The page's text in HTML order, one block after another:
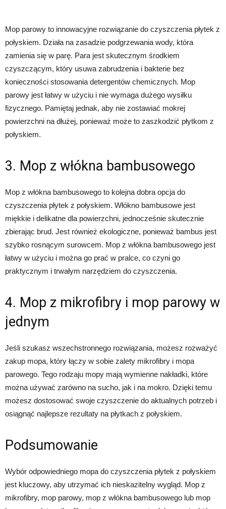
Mop parowy to innowacyjne rozwiązanie do czyszczenia płytek z
połyskiem. Działa na zasadzie podgrzewania wody, która
zamienia się w parę. Para jest skutecznym środkiem
czyszczącym, który usuwa zabrudzenia i bakterie bez
konieczności stosowania detergentów chemicznych. Mop
parowy jest łatwy w użyciu i nie wymaga dużego wysiłku
fizycznego. Pamiętaj jednak, aby nie zostawiać mokrej
powierzchni na dłużej, ponieważ może to zaszkodzić płytkom z
połyskiem.
3. Mop z włókna bambusowego
Mop z włókna bambusowego to kolejna dobra opcja do
czyszczenia płytek z połyskiem. Włókno bambusowe jest
miękkie i delikatne dla powierzchni, jednocześnie skutecznie
zbierając brud. Jest również ekologiczne, ponieważ bambus jest
szybko rosnącym surowcem. Mop z włókna bambusowego jest
łatwy w użyciu i można go prać w pralce, co czyni go
praktycznym i trwałym narzędziem do czyszczenia.
4. Mop z mikrofibry i mop parowy w
jednym
Jeśli szukasz wszechstronnego rozwiązania, możesz rozważyć
zakup mopa, który łączy w sobie zalety mikrofibry i mopa
parowego. Tego rodzaju mopy mają wymienne nakładki, które
można używać zarówno na sucho, jak i na mokro. Dzięki temu
możesz dostosować swoje czyszczenie do aktualnych potrzeb i
osiągnąć najlepsze rezultaty na płytkach z połyskiem.
Podsumowanie
Wybór odpowiedniego mopa do czyszczenia płytek z połyskiem
jest kluczowy, aby utrzymać ich nieskazitelny wygląd. Mop z
mikrofibry, mop parowy, mop z włókna bambusowego lub mop